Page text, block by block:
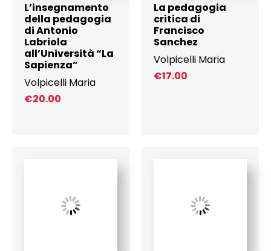
L’insegnamento
della pedagogia
di Antonio
Labriola
all’Università “La
Sapienza”
Volpicelli Maria
€20.00
La pedagogia
critica di
Francisco
Sanchez
Volpicelli Maria
€17.00